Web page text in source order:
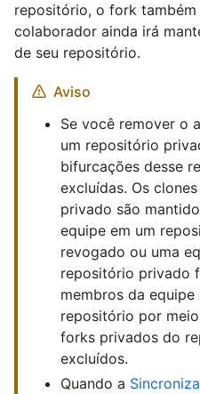
repositório, o fork também
colaborador ainda irá
de seu repositório.
Aviso
Se você remover o
um repositório
bifurcações desse
excluídas. Os
privado são
equipe em um
revogado ou uma
repositório privado
membros da
repositório por
forks privados do
excluídos.
Quando a